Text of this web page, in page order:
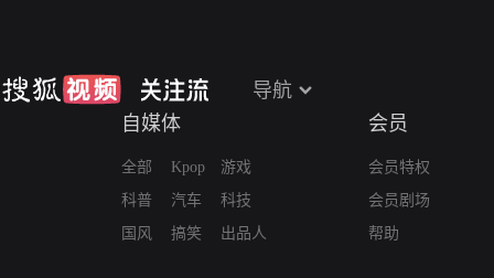
导航
自媒体
全部
科普
国风
Kpop
汽车
搞笑
游戏
科技
出品人
会员
会员特权
会员剧场
帮助